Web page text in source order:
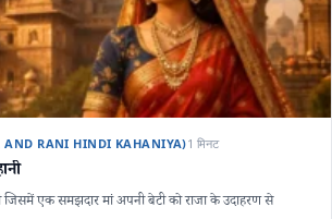
AND RANI HINDI KAHANIYA)1 मिनट
जिसमें एक समझदार मां अपनी बेटी को राजा के उदाहरण से